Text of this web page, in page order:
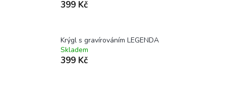
399 Kč
Krýgl s gravírováním LEGENDA
Skladem
399 Kč